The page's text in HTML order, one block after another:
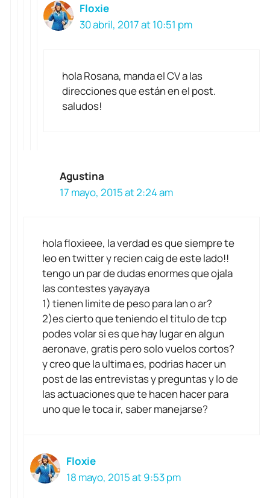
Floxie
30 abril, 2017 at 10:51 pm
hola Rosana, manda el CV a las
direcciones que están en el post.
saludos!
Agustina
17 mayo, 2015 at 2:24 am
hola floxieee, la verdad es que siempre te
leo en twitter y recien caig de este lado!!
tengo un par de dudas enormes que ojala
las contestes yayayaya
1) tienen limite de peso para lan o ar?
2)es cierto que teniendo el titulo de tcp
podes volar si es que hay lugar en algun
aeronave, gratis pero solo vuelos cortos?
y creo que la ultima es, podrias hacer un
post de las entrevistas y preguntas y lo de
las actuaciones que te hacen hacer para
uno que le toca ir, saber manejarse?
Floxie
18 mayo, 2015 at 9:53 pm